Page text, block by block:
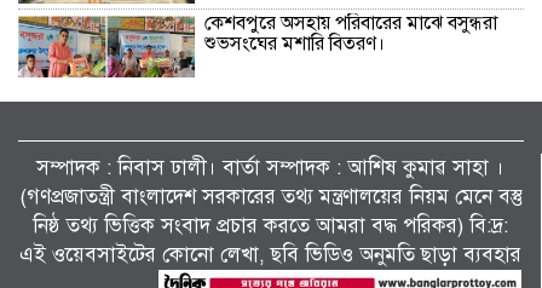
কেশবপুরে অসহায় পরিবারের মাঝে বসুন্ধরা
শুভসংঘের মশারি বিতরণ।
দিলেন আনসার-ভিডিপির সদস্যরা।
সাংবাদিক মোয়াজ্জেম হোসেন রাসেলের পিতা
তোফাজ্জল ডাক্তারের জানাজা ও দাফন
সম্পন্ন।
সম্পাদক : নিবাস ঢালী। বার্তা সম্পাদক : আশিষ কুমাৱ সাহা ।
(গণপ্রজাতন্ত্রী বাংলাদেশ সরকারের তথ্য মন্ত্রণালয়ের নিয়ম মেনে বস্তু
নিষ্ঠ তথ্য ভিত্তিক সংবাদ প্রচার করতে আমরা বদ্ধ পরিকর) বি:দ্র:
এই ওয়েবসাইটের কোনো লেখা, ছবি ভিডিও অনুমতি ছাড়া ব্যবহার